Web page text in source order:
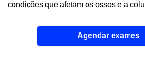
condições que afetam os ossos e a
Agendar exames